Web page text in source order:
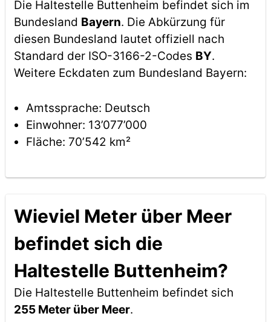
Die Haltestelle Buttenheim befindet sich im
Bundesland Bayern. Die Abkürzung für
diesen Bundesland lautet offiziell nach
Standard der ISO-3166-2-Codes BY.
Weitere Eckdaten zum Bundesland Bayern:
Amtssprache: Deutsch
Einwohner: 13’077’000
Fläche: 70’542 km²
Wieviel Meter über Meer
befindet sich die
Haltestelle Buttenheim?
Die Haltestelle Buttenheim befindet sich
255 Meter über Meer.